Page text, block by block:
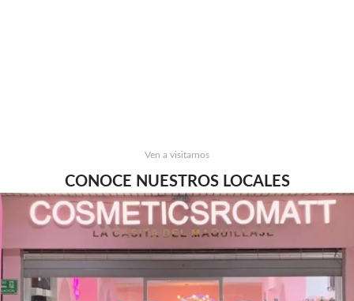
Ven a visitarnos
CONOCE NUESTROS LOCALES